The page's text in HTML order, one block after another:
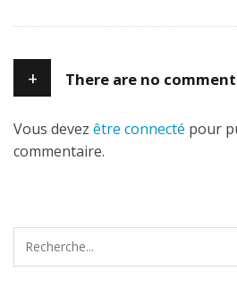
+ There are no
Vous devez être connecté pour
commentaire.